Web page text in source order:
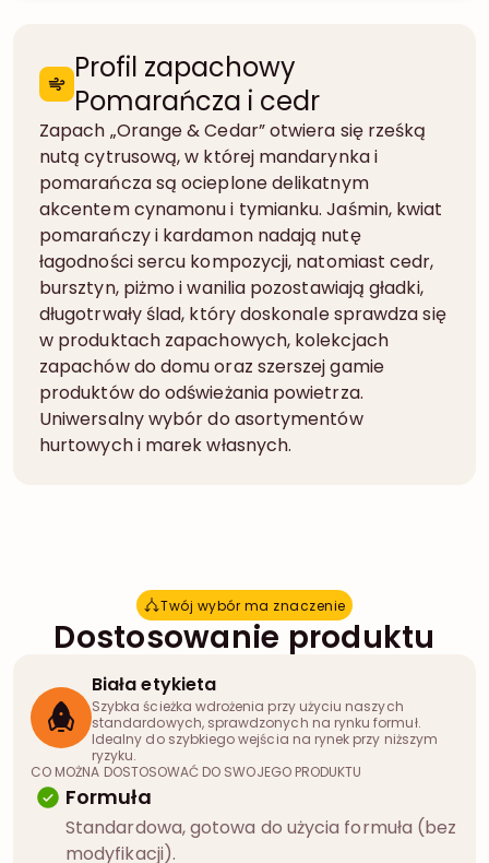
Profil zapachowy
Pomarańcza i cedr
Zapach „Orange & Cedar” otwiera się rześką
nutą cytrusową, w której mandarynka i
pomarańcza są ocieplone delikatnym
akcentem cynamonu i tymianku. Jaśmin, kwiat
pomarańczy i kardamon nadają nutę
łagodności sercu kompozycji, natomiast cedr,
bursztyn, piżmo i wanilia pozostawiają gładki,
długotrwały ślad, który doskonale sprawdza się
w produktach zapachowych, kolekcjach
zapachów do domu oraz szerszej gamie
produktów do odświeżania powietrza.
Uniwersalny wybór do asortymentów
hurtowych i marek własnych.
Twój wybór ma znaczenie
Twój wybór ma znaczenie
Dostosowanie produktu
Biała etykieta
Szybka ścieżka wdrożenia przy użyciu naszych
standardowych, sprawdzonych na rynku formuł.
Idealny do szybkiego wejścia na rynek przy niższym
ryzyku.
CO MOŻNA DOSTOSOWAĆ DO SWOJEGO PRODUKTU
Formuła
Standardowa, gotowa do użycia formuła (bez
modyfikacji).